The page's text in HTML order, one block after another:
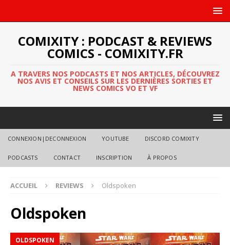
COMIXITY : PODCAST & REVIEWS
COMICS - COMIXITY.FR
A TRAVERS NOS PODCASTS ET NOS ARTICLES, DÉCOUVREZ
NOS AVIS ET CONSEILS SUR LES DERNIÈRES SORTIES ET
NEWS COMICS VO ET VF
CONNEXION|DECONNEXION YOUTUBE DISCORD COMIXITY
PODCASTS CONTACT INSCRIPTION À PROPOS
ACCUEIL REVIEWS Oldspoken
Oldspoken
OLDSPOKEN